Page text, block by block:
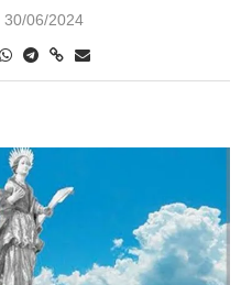
30/06/2024